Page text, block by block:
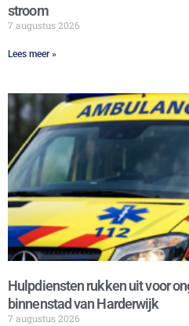
stroom
7 augustus 2026
Lees meer »
Hulpdiensten rukken uit voor
binnenstad van Harderwijk
7 augustus 2026